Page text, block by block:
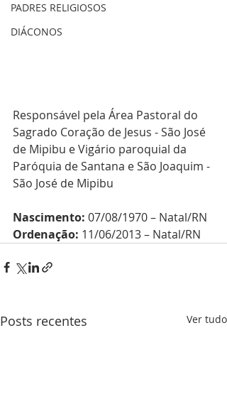
PADRES RELIGIOSOS
DIÁCONOS
Responsável pela Área Pastoral do
Sagrado Coração de Jesus - São José
de Mipibu e Vigário paroquial da
Paróquia de Santana e São Joaquim -
São José de Mipibu
Nascimento: 07/08/1970 – Natal/RN
Ordenação: 11/06/2013 – Natal/RN
Posts recentes Ver tudo